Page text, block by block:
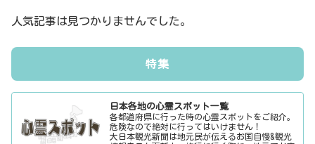
人気記事は見つかりませんでした。
特集
日本各地の心霊スポット一覧
各都道府県に行った時の心霊スポットをご紹介。
危険なので絶対に行ってはいけません！
大日本観光新聞は地元民が伝えるお国自慢&観光